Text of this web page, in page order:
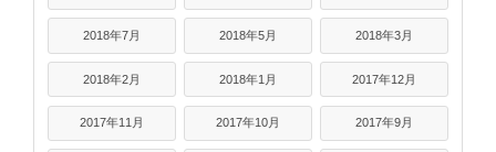
2018年7月 2018年5月 2018年3月
2018年2月 2018年1月 2017年12月
2017年11月 2017年10月 2017年9月